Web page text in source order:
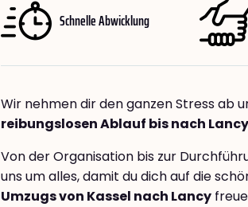
Schnelle Abwicklung
Wir nehmen dir den ganzen Stress ab
reibungslosen Ablauf bis nach Lancy
Von der Organisation bis zur
uns um alles, damit du dich auf die
Umzugs von Kassel nach Lancy